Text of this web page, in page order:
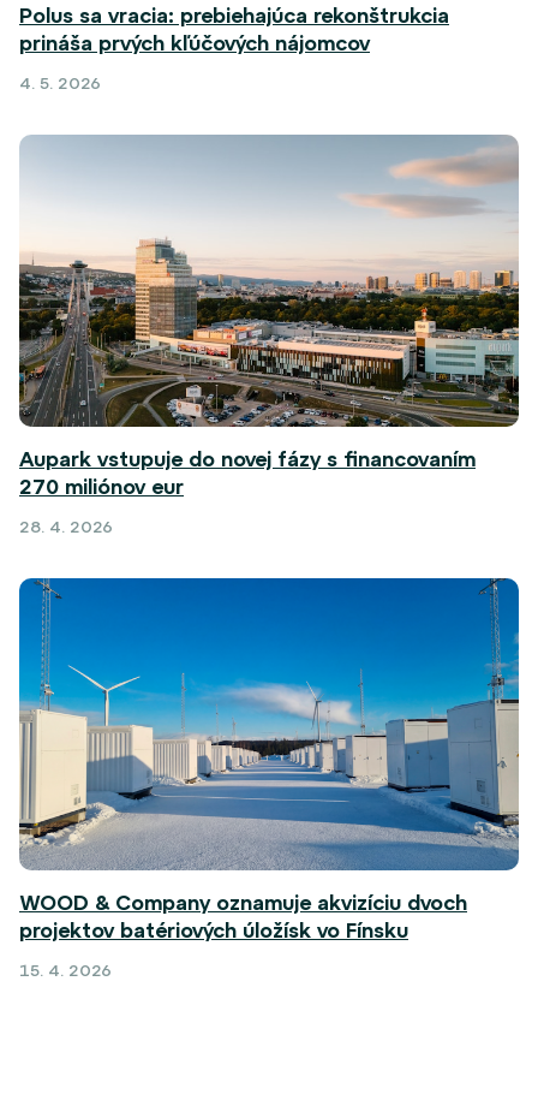
Polus sa vracia: prebiehajúca rekonštrukcia
prináša prvých kľúčových nájomcov
4. 5. 2026
Aupark vstupuje do novej fázy s financovaním
270 miliónov eur
28. 4. 2026
WOOD & Company oznamuje akvizíciu dvoch
projektov batériových úložísk vo Fínsku
15. 4. 2026